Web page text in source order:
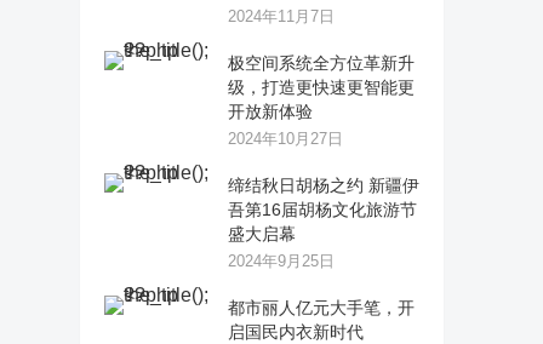
2024年11月7日
极空间系统全方位革新升
级，打造更快速更智能更
开放新体验
2024年10月27日
缔结秋日胡杨之约 新疆伊
吾第16届胡杨文化旅游节
盛大启幕
2024年9月25日
都市丽人亿元大手笔，开
启国民内衣新时代